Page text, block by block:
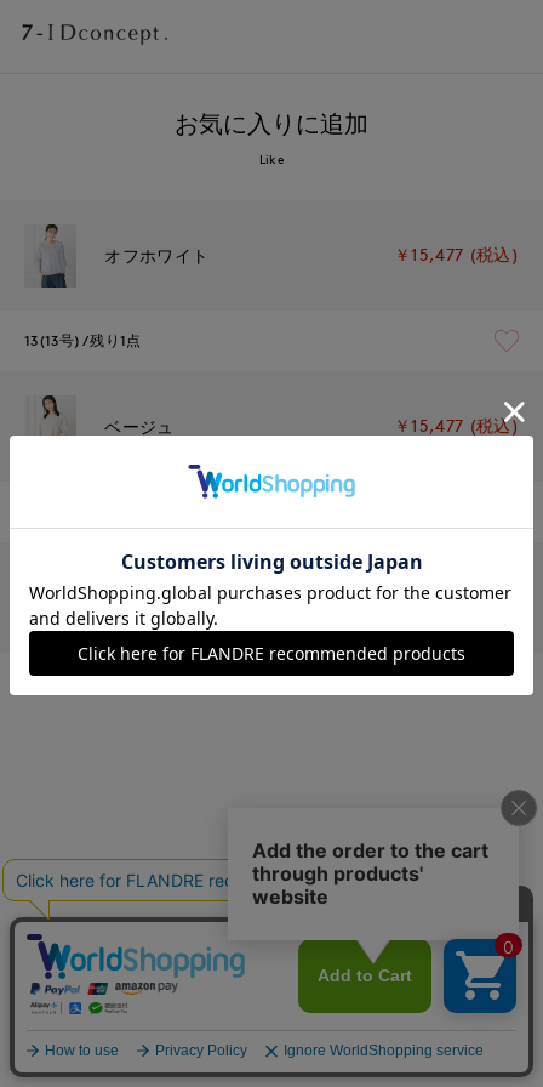
お気に入りに追加
Like
オフホワイト ￥15,477 (税込)
13(13号) 残り1点
ベージュ ￥15,477 (税込)
サックス ￥15,477 (税込)